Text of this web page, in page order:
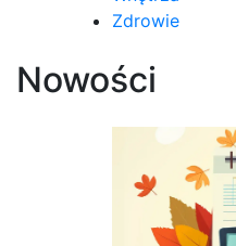
Zdrowie
Nowości